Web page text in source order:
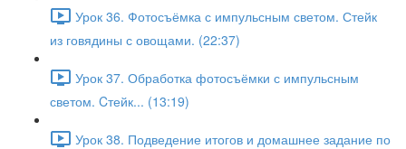
Урок 36. Фотосъёмка с импульсным светом. Стейк
из говядины с овощами. (22:37)
Урок 37. Обработка фотосъёмки с импульсным
светом. Cтейк... (13:19)
Урок 38. Подведение итогов и домашнее задание по